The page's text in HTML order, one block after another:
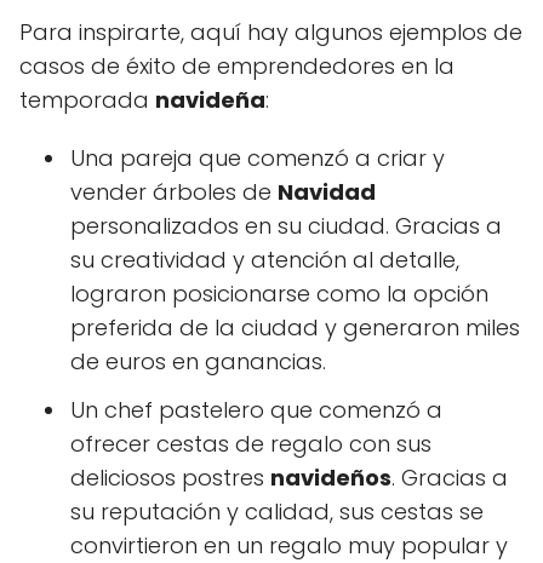
Para inspirarte, aquí hay algunos ejemplos de
casos de éxito de emprendedores en la
temporada navideña:
Una pareja que comenzó a criar y
vender árboles de Navidad
personalizados en su ciudad. Gracias a
su creatividad y atención al detalle,
lograron posicionarse como la opción
preferida de la ciudad y generaron miles
de euros en ganancias.
Un chef pastelero que comenzó a
ofrecer cestas de regalo con sus
deliciosos postres navideños. Gracias a
su reputación y calidad, sus cestas se
convirtieron en un regalo muy popular y